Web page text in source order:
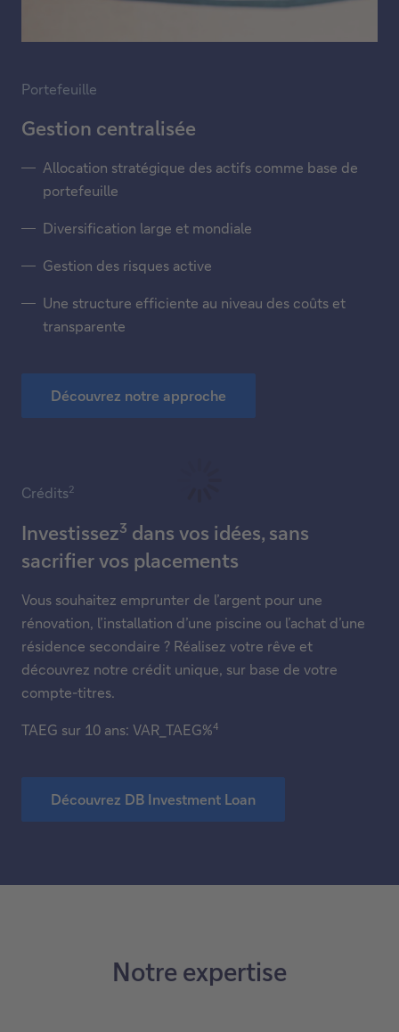
Portefeuille
Gestion centralisée
Allocation stratégique des actifs comme base de
portefeuille
Diversification large et mondiale
Gestion des risques active
Une structure efficiente au niveau des coûts et
transparente
Découvrez notre approche
Crédits2
sacrifier vos placements
Vous souhaitez emprunter de l’argent pour une
rénovation, l’installation d’une piscine ou l’achat d’une
résidence secondaire ? Réalisez votre rêve et
Découvrez DB Investment Loan